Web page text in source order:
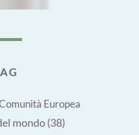
Europea
mondo(38)